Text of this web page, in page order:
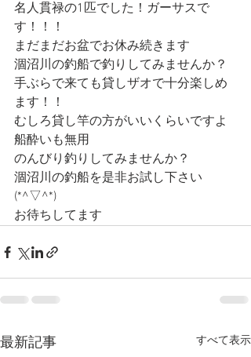
名人貫禄の1匹でした！ガーサスで
す！！！
まだまだお盆でお休み続きます
涸沼川の釣船で釣りしてみませんか？
手ぶらで来ても貸しザオで十分楽しめ
ます！！
むしろ貸し竿の方がいいくらいですよ
船酔いも無用
のんびり釣りしてみませんか？
涸沼川の釣船を是非お試し下さい
(*^▽^*)
お待ちしてます
最新記事 すべて表示